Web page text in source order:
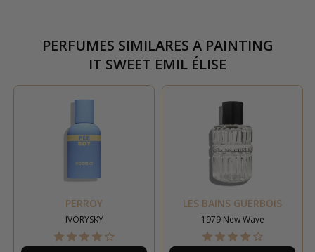
PERFUMES SIMILARES APAINTING
IT SWEET EMIL ÉLISE
PERROY
IVORYSKY
LES BAINS GUERBOIS
1979 New Wave